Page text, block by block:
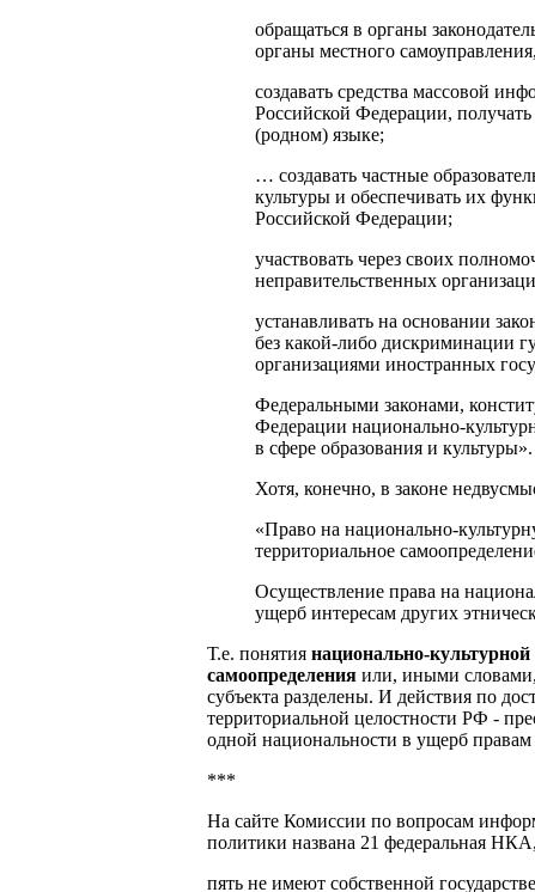
обращаться в органы
органы местного
создавать средства массовой
Российской Федерации,
(родном) языке;
… создавать частные
культуры и обеспечивать их
Российской Федерации;
участвовать через своих
неправительственных
устанавливать на основании
без какой-либо дискриминации
организациями иностранных
Федеральными законами,
Федерации национально-
в сфере образования и культуры».
Хотя, конечно, в законе
«Право на национально-
территориальное
Осуществление права на
ущерб интересам других
Т.е. понятия национально-
самоопределения или, иными словами,
субъекта разделены. И действия по
территориальной целостности РФ -
одной национальности в ущерб правам
***
На сайте Комиссии по вопросам
политики названа 21 федеральная
пять не имеют собственной